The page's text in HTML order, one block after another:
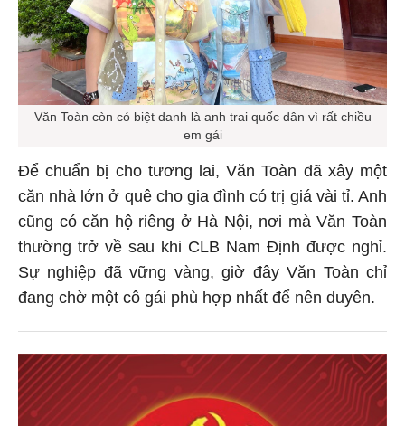
Văn Toàn còn có biệt danh là anh trai quốc dân vì rất chiều
em gái
Để chuẩn bị cho tương lai, Văn Toàn đã xây một
căn nhà lớn ở quê cho gia đình có trị giá vài tỉ. Anh
cũng có căn hộ riêng ở Hà Nội, nơi mà Văn Toàn
thường trở về sau khi CLB Nam Định được nghỉ.
Sự nghiệp đã vững vàng, giờ đây Văn Toàn chỉ
đang chờ một cô gái phù hợp nhất để nên duyên.